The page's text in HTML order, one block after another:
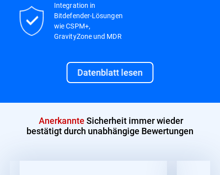
Integration in
Bitdefender-Lösungen
wie CSPM+,
GravityZone und MDR
Datenblatt lesen
Anerkannte Sicherheit immer wieder
bestätigt durch unabhängige Bewertungen